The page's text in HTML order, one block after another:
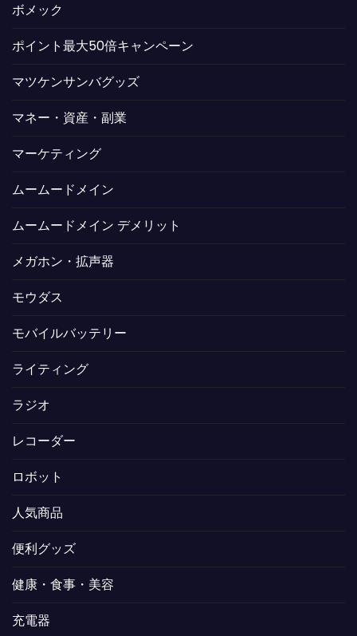
ボメック
ポイント最大50倍キャンペーン
マツケンサンバグッズ
マネー・資産・副業
マーケティング
ムームードメイン
ムームードメイン デメリット
メガホン・拡声器
モウダス
モバイルバッテリー
ライティング
ラジオ
レコーダー
ロボット
人気商品
便利グッズ
健康・食事・美容
充電器